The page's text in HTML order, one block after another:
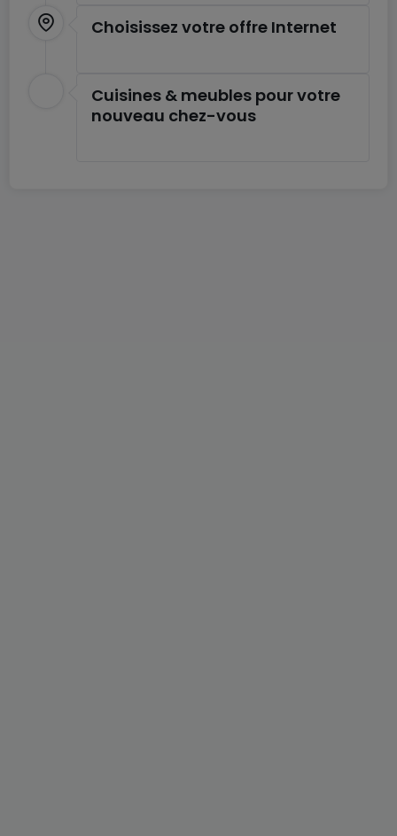
Choisissez votre offre Internet
Cuisines & meubles pour votre
nouveau chez-vous